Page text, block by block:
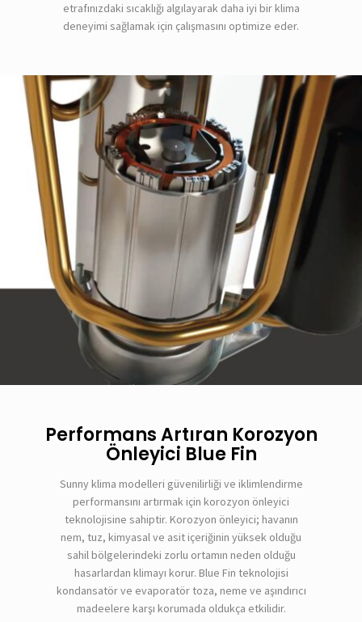
etrafınızdaki sıcaklığı algılayarak daha iyi bir klima
deneyimi sağlamak için çalışmasını optimize eder.
Performans Artıran Korozyon
Önleyici Blue Fin
Sunny klima modelleri güvenilirliği ve iklimlendirme
performansını artırmak için korozyon önleyici
teknolojisine sahiptir. Korozyon önleyici; havanın
nem, tuz, kimyasal ve asit içeriğinin yüksek olduğu
sahil bölgelerindeki zorlu ortamın neden olduğu
hasarlardan klimayı korur. Blue Fin teknolojisi
kondansatör ve evaporatör toza, neme ve aşındırıcı
madeelere karşı korumada oldukça etkilidir.